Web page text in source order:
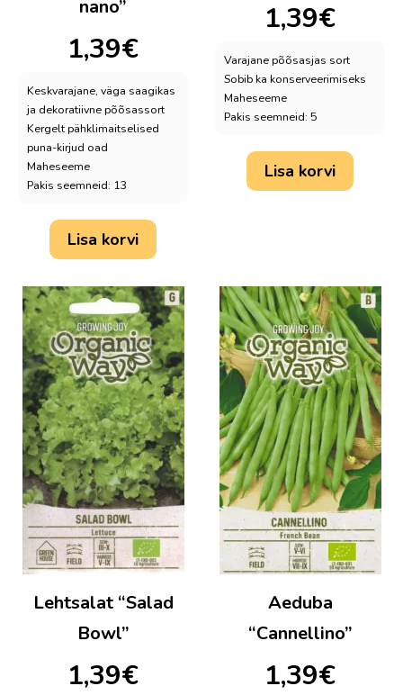
nano”
1,39€
Keskvarajane, väga saagikas
ja dekoratiivne põõsassort
Kergelt pähklimaitselised
puna-kirjud oad
Maheseeme
Pakis seemneid: 13
Lisa korvi
1,39€
Varajane põõsasjas sort
Sobib ka konserveerimiseks
Maheseeme
Pakis seemneid: 5
Lisa korvi
Lehtsalat “Salad
Bowl”
1,39€
Aeduba
“Cannellino”
1,39€